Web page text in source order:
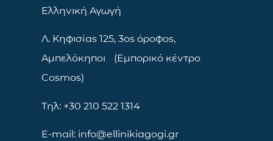
Ελληνική Αγωγή
Λ. Κηφισίας 125, 3ος όροφος,
Αμπελόκηποι (Εμπορικό κέντρο
Cosmos)
Τηλ: +30 210 522 1314
E-mail: info@ellinikiagogi.gr